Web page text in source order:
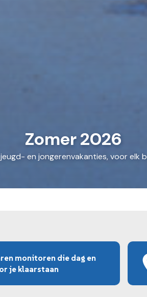
Zomer 2026
jeugd- en jongerenvakanties, voor elk
monitoren die dag en
je klaarstaan